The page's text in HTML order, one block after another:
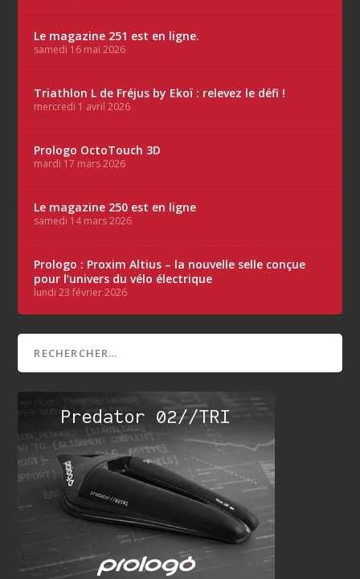
Le magazine 251 est en ligne.
samedi 16 mai 2026
Triathlon L de Fréjus by Ekoï : relevez le défi !
mercredi 1 avril 2026
Prologo OctoTouch 3D
mardi 17 mars 2026
Le magazine 250 est en ligne
samedi 14 mars 2026
Prologo : Proxim Altius – la nouvelle selle conçue
pour l’univers du vélo électrique
lundi 23 février 2026